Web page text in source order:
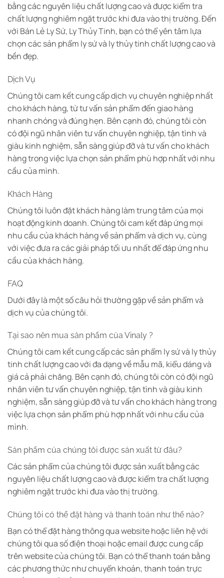
bằng các nguyên liệu chất lượng cao và được kiểm tra
chất lượng nghiêm ngặt trước khi đưa vào thị trường. Đến
với Bán Lẻ Ly Sứ, Ly Thủy Tinh, bạn có thể yên tâm lựa
chọn các sản phẩm ly sứ và ly thủy tinh chất lượng cao và
bền đẹp.
Dịch Vụ
Chúng tôi cam kết cung cấp dịch vụ chuyên nghiệp nhất
cho khách hàng, từ tư vấn sản phẩm đến giao hàng
nhanh chóng và đúng hẹn. Bên cạnh đó, chúng tôi còn
có đội ngũ nhân viên tư vấn chuyên nghiệp, tận tình và
giàu kinh nghiệm, sẵn sàng giúp đỡ và tư vấn cho khách
hàng trong việc lựa chọn sản phẩm phù hợp nhất với nhu
cầu của mình.
Khách Hàng
Chúng tôi luôn đặt khách hàng làm trung tâm của mọi
hoạt động kinh doanh. Chúng tôi cam kết đáp ứng mọi
nhu cầu của khách hàng về sản phẩm và dịch vụ, cùng
với việc đưa ra các giải pháp tối ưu nhất để đáp ứng nhu
cầu của khách hàng.
FAQ
Dưới đây là một số câu hỏi thường gặp về sản phẩm và
dịch vụ của chúng tôi.
Tại sao nên mua sản phẩm của Vinaly ?
Chúng tôi cam kết cung cấp các sản phẩm ly sứ và ly thủy
tinh chất lượng cao với đa dạng về mẫu mã, kiểu dáng và
giá cả phải chăng. Bên cạnh đó, chúng tôi còn có đội ngũ
nhân viên tư vấn chuyên nghiệp, tận tình và giàu kinh
nghiệm, sẵn sàng giúp đỡ và tư vấn cho khách hàng trong
việc lựa chọn sản phẩm phù hợp nhất với nhu cầu của
mình.
Sản phẩm của chúng tôi được sản xuất từ đâu?
Các sản phẩm của chúng tôi được sản xuất bằng các
nguyên liệu chất lượng cao và được kiểm tra chất lượng
nghiêm ngặt trước khi đưa vào thị trường.
Chúng tôi có thể đặt hàng và thanh toán như thế nào?
Bạn có thể đặt hàng thông qua website hoặc liên hệ với
chúng tôi qua số điện thoại hoặc email được cung cấp
trên website của chúng tôi. Bạn có thể thanh toán bằng
các phương thức như chuyển khoản, thanh toán trực